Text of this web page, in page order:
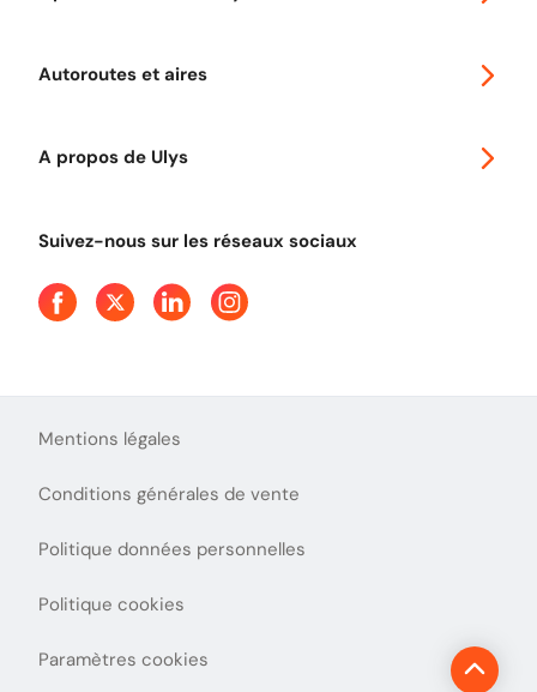
Autoroutes et aires
A propos de Ulys
Presse
Suivez-nous sur les réseaux sociaux
Mentions légales
Conditions générales de vente
Politique données personnelles
Politique cookies
Paramètres cookies